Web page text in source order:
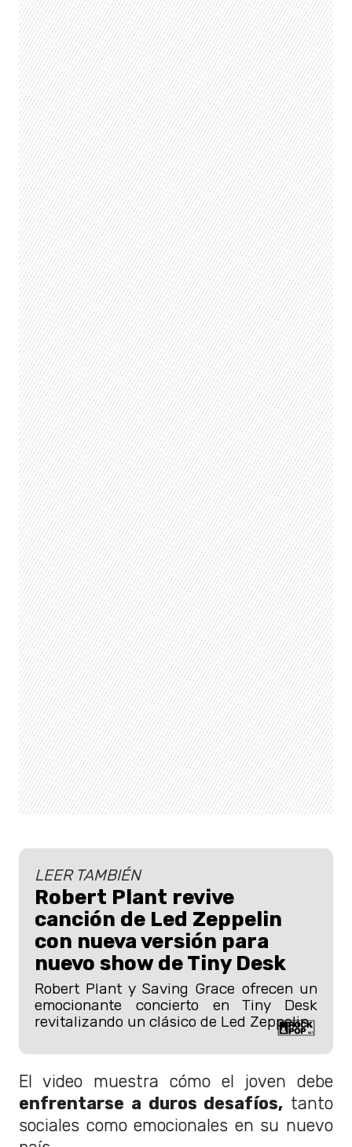
LEER TAMBIÉN
Robert Plant revive
canción de Led Zeppelin
con nueva versión para
nuevo show de Tiny Desk
Robert Plant y Saving Grace ofrecen un
emocionante concierto en Tiny Desk
revitalizando un clásico de Led Zeppelin.
El video muestra cómo el joven debe
enfrentarse a duros desafíos, tanto
sociales como emocionales en su nuevo